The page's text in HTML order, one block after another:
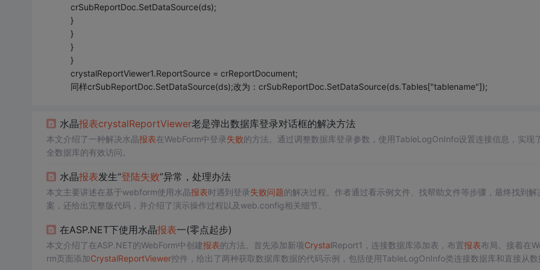
crSubReportDoc.SetDataSource(ds);
}
}
}
}
crystalReportViewer1.ReportSource = crReportDocument;
同样crSubReportDoc.SetDataSource(ds);改为：crSubReportDoc.SetDataSource(ds.Tables["tablename"]);
水晶报表crystalReportViewer老是弹出数据库登录对话框的解决方法
本文介绍了一种解决水晶报表在WebForm中登录失败的方法。通过调整数据库登录参数，使用TableLogOnInfo设置连接信息，实现
全数据库的有效访问。
水晶报表发生“登陆失败”异常，处理办法
本文主要讲述在基于webform使用水晶报表时遇到登录失败问题的解决过程。作者通过看示例文件、找帮助文件等步骤，最终找到解
案，还给出完整版代码，并介绍了演示操作过程以及web.config相关细节。
在ASP.NET下使用水晶报表一(零点起步)
本文介绍了在ASP.NET的WebForm中创建报表的方法。首先添加新项CrystalReport1，连接数据库添加表，布置报表布局。接着在
rm页面添加CrystalReportViewer控件，给出了两种获取数据库数据的代码示例，包括使用TableLogOnInfo类连接数据库和直接从数